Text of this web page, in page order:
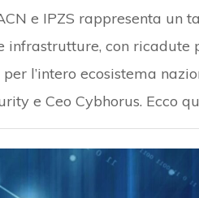
e IPZS rappresenta un
infrastrutture, con ricadute
l’intero ecosistema
e Ceo Cybhorus. Ecco